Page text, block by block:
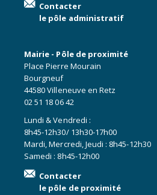
Contacter
le pôle administratif
Mairie - Pôle de proximité
Place Pierre Mourain
Bourgneuf
44580 Villeneuve en Retz
02 51 18 06 42
Lundi & Vendredi :
8h45-12h30/ 13h30-17h00
Mardi, Mercredi, Jeudi : 8h45-12h30
Samedi : 8h45-12h00
Contacter
le pôle de proximité